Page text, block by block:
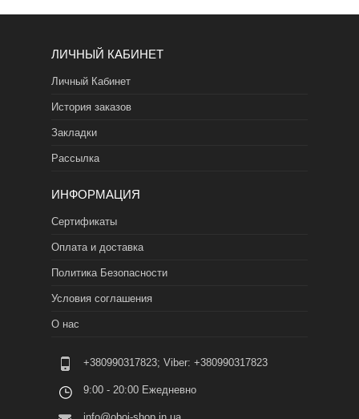
ЛИЧНЫЙ КАБИНЕТ
Личный Кабинет
История заказов
Закладки
Рассылка
ИНФОРМАЦИЯ
Сертификаты
Оплата и доставка
Политика Безопасности
Условия соглашения
О нас
+380990317823; Viber: +380990317823
9:00 - 20:00 Ежедневно